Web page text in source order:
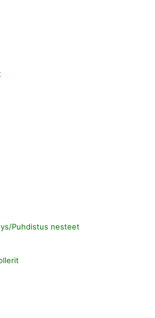
Puhdistus nesteet